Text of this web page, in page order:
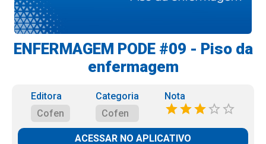
ENFERMAGEM PODE #09 - Piso da
enfermagem
Editora
Cofen
Categoria
Cofen
Nota
ACESSAR NO APLICATIVO